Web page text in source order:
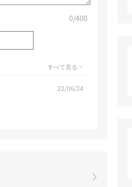
0/400
すべて見る >
22/06/24